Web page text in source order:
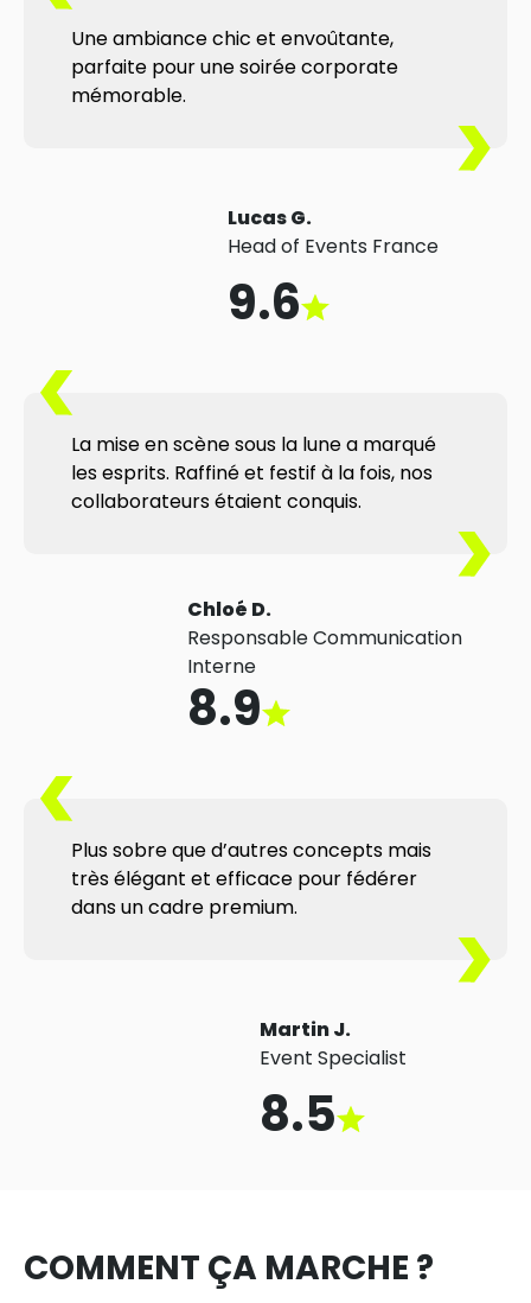
Une ambiance chic et envoûtante,
parfaite pour une soirée corporate
mémorable.
Lucas G.
Head of Events France
9.6
La mise en scène sous la lune a marqué
les esprits. Raffiné et festif à la fois, nos
collaborateurs étaient conquis.
Chloé D.
Responsable Communication
Interne
8.9
Plus sobre que d’autres concepts mais
très élégant et efficace pour fédérer
dans un cadre premium.
Martin J.
Event Specialist
8.5
COMMENT ÇA MARCHE ?